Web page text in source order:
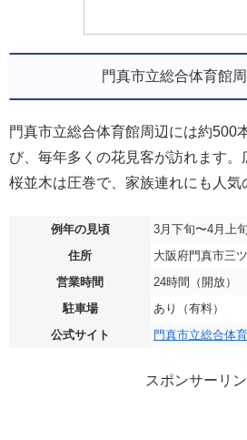
門真市立総合体育館
門真市立総合体育館周辺には約500
び、毎年多くの花見客が訪れます。
桜並木は圧巻で、家族連れにも人気
例年の見頃
3月下旬〜4月上旬
住所
大阪府門真市三
営業時間
24時間（開放）
駐車場
あり（有料）
公式サイト
門真市立総合体
スポンサーリ